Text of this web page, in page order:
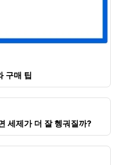
구매 팁
세제가 더 잘 헹궈질까?